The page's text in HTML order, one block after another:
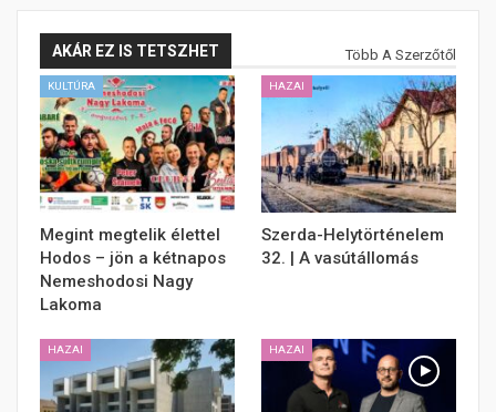
AKÁR EZ IS TETSZHET Több A Szerzőtől
KULTÚRA
Megint megtelik élettel
Hodos – jön a kétnapos
Nemeshodosi Nagy
Lakoma
HAZAI
Szerda-Helytörténelem
32. | A vasútállomás
HAZAI HAZAI